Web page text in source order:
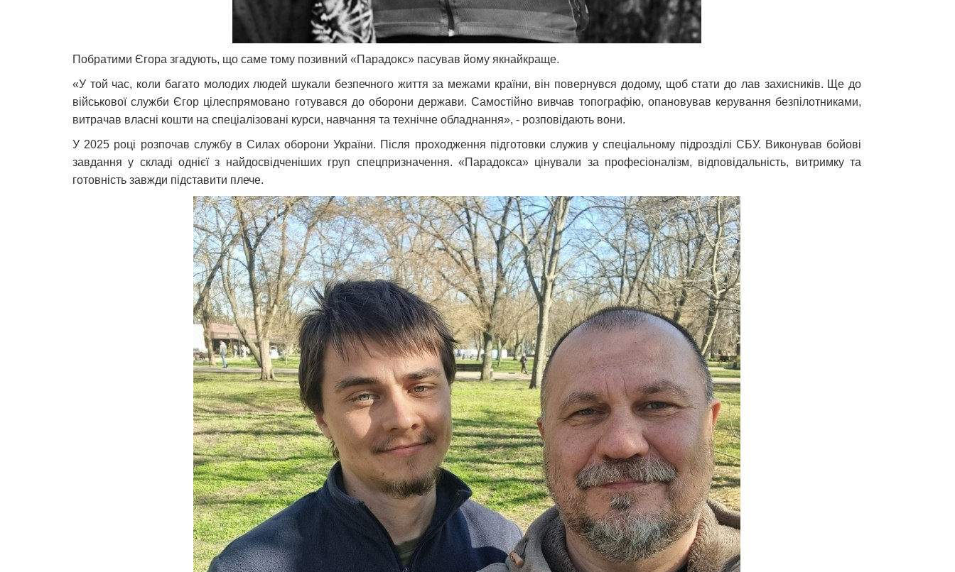
Побратими Єгора згадують, що саме тому позивний «Парадокс» пасував йому якнайкраще.
«У той час, коли багато молодих людей шукали безпечного життя за межами країни, він повернувся додому, щоб стати до лав захисників. Ще до
військової служби Єгор цілеспрямовано готувався до оборони держави. Самостійно вивчав топографію, опановував керування безпілотниками,
витрачав власні кошти на спеціалізовані курси, навчання та технічне обладнання», - розповідають вони.
У 2025 році розпочав службу в Силах оборони України. Після проходження підготовки служив у спеціальному підрозділі СБУ. Виконував бойові
завдання у складі однієї з найдосвідченіших груп спецпризначення. «Парадокса» цінували за професіоналізм, відповідальність, витримку та
готовність завжди підставити плече.